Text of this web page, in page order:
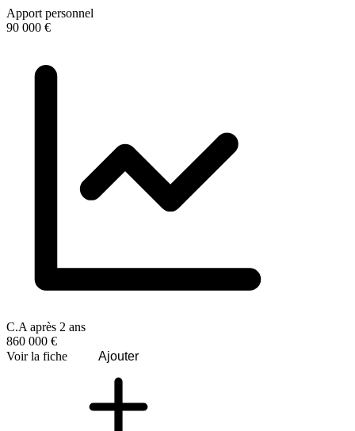
Apport personnel
90 000 €
C.A après 2 ans
860 000 €
Voir la fiche
Ajouter